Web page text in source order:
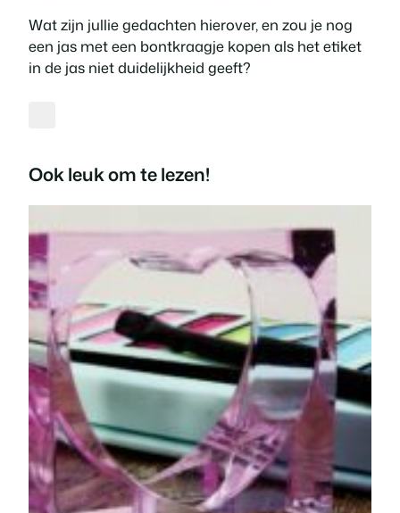
Wat zijn jullie gedachten hierover, en zou je nog
een jas met een bontkraagje kopen als het etiket
in de jas niet duidelijkheid geeft?
Ook leuk om te lezen!